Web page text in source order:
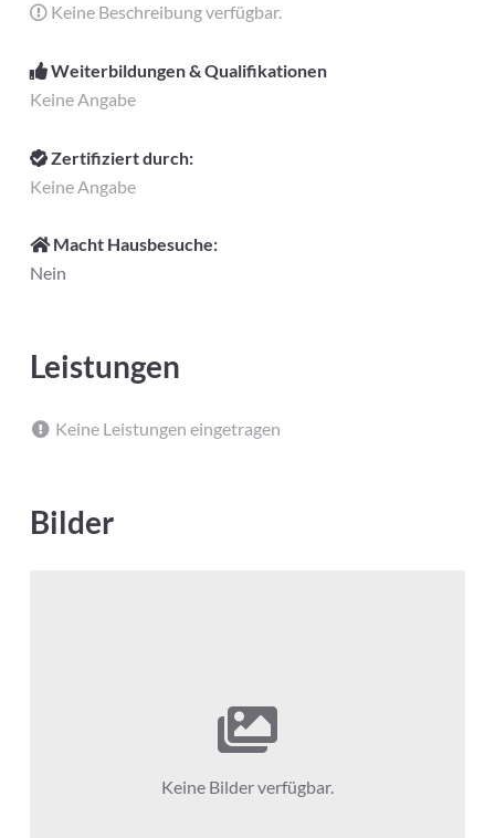
Keine Beschreibung verfügbar.
Weiterbildungen & Qualifikationen
Keine Angabe
Zertifiziert durch:
Keine Angabe
Macht Hausbesuche:
Nein
Leistungen
Keine Leistungen eingetragen
Bilder
Keine Bilder verfügbar.